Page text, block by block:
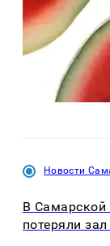
Новости
В Самарской
потеряли